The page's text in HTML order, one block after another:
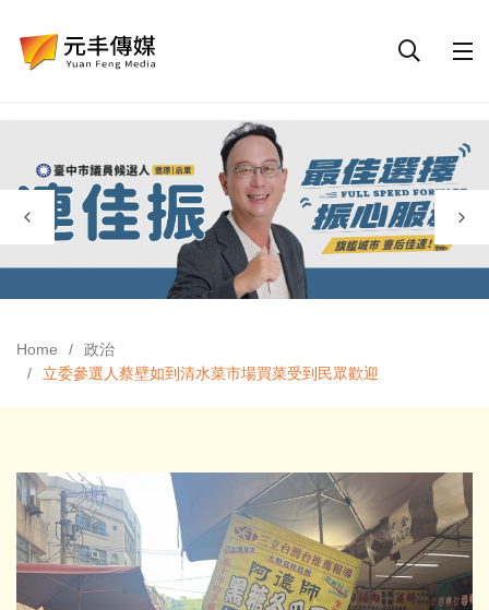
Home
政治
立委參選人蔡壁如到清水菜市場買菜受到民眾歡迎